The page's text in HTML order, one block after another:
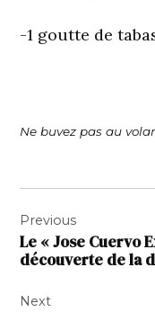
-1 goutte de
Ne buvez pas au
de
l’article
Previous
Le « Jose Cuervo
découverte de la
Next